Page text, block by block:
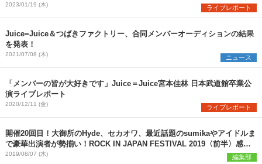
2023/01/19 (木) ライブレポート
Juice=Juice＆つばきファクトリー、合同メンバーオーディションの結果
を発表！
2021/07/08 (木) ニュース
「メンバーの皆が大好きです」Juice＝Juice宮本佳林 日本武道館卒業公
演ライブレポート
2020/12/11 (金) ライブレポート
開催20回目！大御所のHyde、セカオワ、最近話題のsumikaやアイドルま
で豪華出演者が勢揃い！ROCK IN JAPAN FESTIVAL 2019〈前半〉感想
まとめ
2019/08/07 (水) 編集部